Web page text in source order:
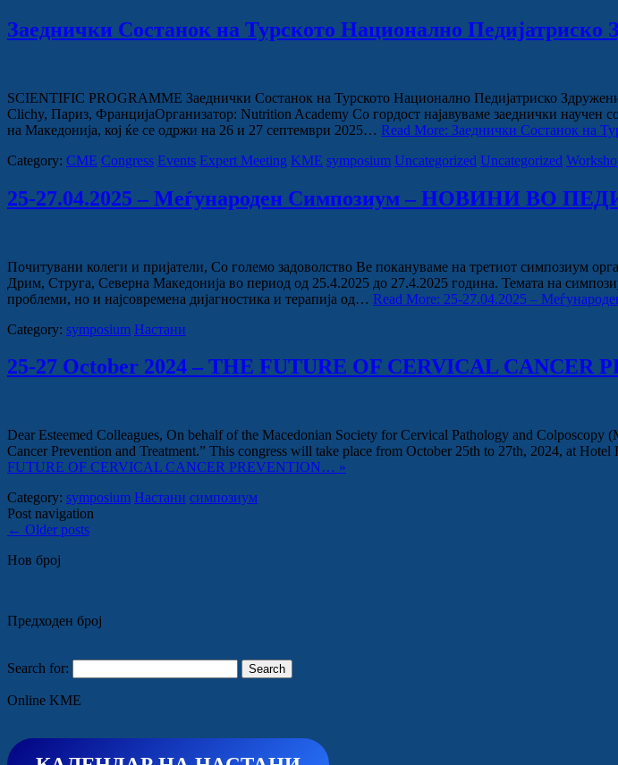
Заеднички Состанок на Турското Национално Педијатриско
SCIENTIFIC PROGRAMME Заеднички Состанок на Турското Национално Педијатриско
Clichy, Париз, ФранцијаОрганизатор: Nutrition Academy Со гордост најавуваме заеднички
на Македонија, кој ќе се одржи на 26 и 27 септември 2025… Read More: Заеднички Состанок на
Category: CME Congress Events Expert Meeting KME symposium Uncategorized Uncategorized
25-27.04.2025 – Меѓународен Симпозиум – НОВИНИ ВО
Почитувани колеги и пријатели, Со големо задоволство Ве покануваме на третиот симпозиум
Дрим, Струга, Северна Македонија во период од 25.4.2025 до 27.4.2025 година. Темата на
проблеми, но и најсовремена дијагностика и терапија од… Read More: 25-27.04.2025 –
Category: symposium Настани
25-27 October 2024 – THE FUTURE OF CERVICAL CANCER
Dear Esteemed Colleagues, On behalf of the Macedonian Society for Cervical Pathology and
Cancer Prevention and Treatment.” This congress will take place from October 25th to 27th, 2024, at
FUTURE OF CERVICAL CANCER PREVENTION… »
Category: symposium Настани симпозиум
Post navigation
← Older posts
Нов број
Предходен број
Search for:
Online KME